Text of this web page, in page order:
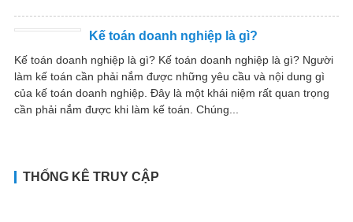
Kế toán doanh nghiệp là gì?
Kế toán doanh nghiệp là gì? Kế toán doanh nghiệp là gì? Người
làm kế toán cần phải nắm được những yêu cầu và nội dung gì
của kế toán doanh nghiệp. Đây là một khái niệm rất quan trọng
cần phải nắm được khi làm kế toán. Chúng...
THỐNG KÊ TRUY CẬP